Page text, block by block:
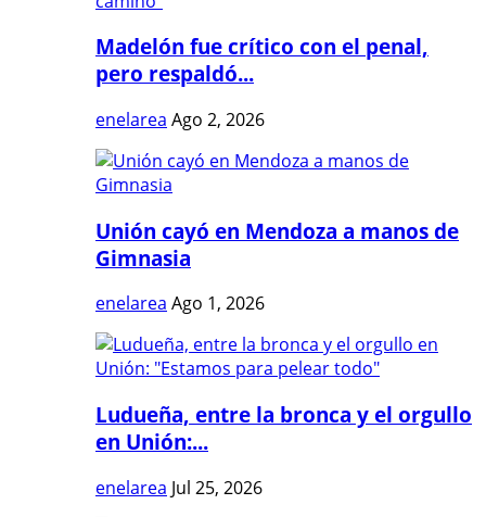
Madelón fue crítico con el penal,
pero respaldó...
enelarea Ago 2, 2026
Unión cayó en Mendoza a manos de
Gimnasia
enelarea Ago 1, 2026
Ludueña, entre la bronca y el orgullo
en Unión:...
enelarea Jul 25, 2026